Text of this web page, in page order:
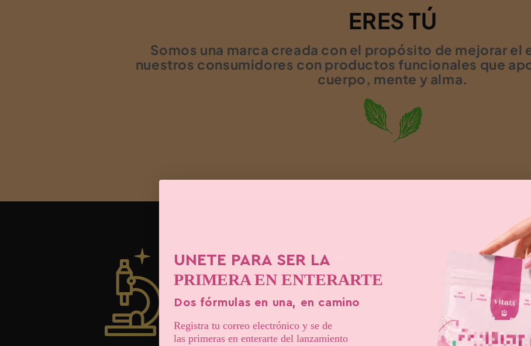
ERES TÚ
Somos una marca creada con el propósito de mejorar el
nuestros consumidores con productos funcionales que
cuerpo, mente y alma.
UNETE PARA SER LA
PRIMERA EN ENTERARTE
Dos fórmulas en una, en camino
Registra tu correo electrónico y se de
las primeras en enterarte del lanzamiento